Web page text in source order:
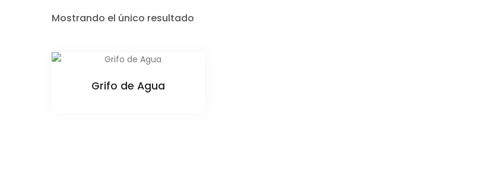
Mostrando el único resultado
Grifo de Agua